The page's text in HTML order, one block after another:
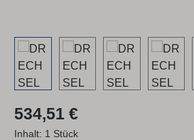
Regulärer Preis:
534,51 €
Inhalt: 1 Stück